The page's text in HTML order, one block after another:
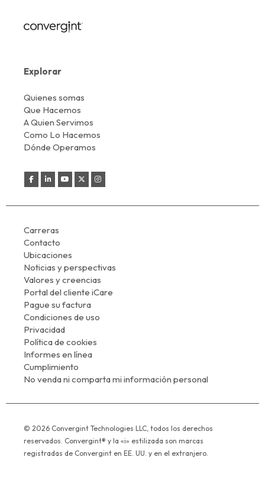
Explorar
Quienes somas
Que Hacemos
A Quien Servimos
Como Lo Hacemos
Dónde Operamos
Carreras
Contacto
Ubicaciones
Noticias y perspectivas
Valores y creencias
Portal del cliente iCare
Pague su factura
Condiciones de uso
Privacidad
Política de cookies
Informes en línea
Cumplimiento
No venda ni comparta mi información personal
© 2026 Convergint Technologies LLC, todos los derechos
reservados. Convergint® y la «i» estilizada son marcas
registradas de Convergint en EE. UU. y en el extranjero.